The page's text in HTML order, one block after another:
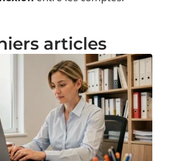
articles